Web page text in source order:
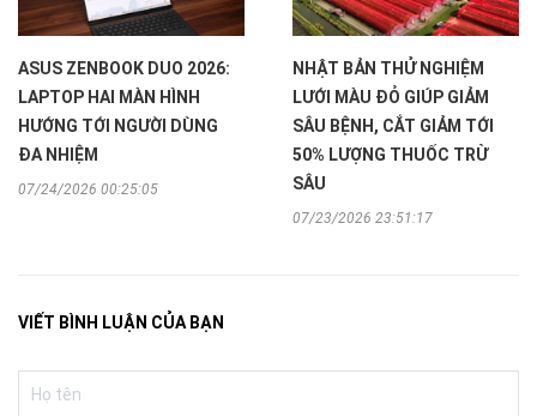
ASUS ZENBOOK DUO 2026:
LAPTOP HAI MÀN HÌNH
HƯỚNG TỚI NGƯỜI DÙNG
ĐA NHIỆM
07/24/2026 00:25:05
NHẬT BẢN THỬ NGHIỆM
LƯỚI MÀU ĐỎ GIÚP GIẢM
SÂU BỆNH, CẮT GIẢM TỚI
50% LƯỢNG THUỐC TRỪ
SÂU
07/23/2026 23:51:17
VIẾT BÌNH LUẬN CỦA BẠN